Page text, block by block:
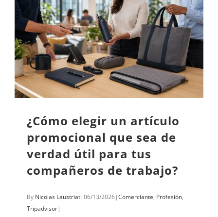
¿Cómo elegir un artículo
promocional que sea de
verdad útil para tus
compañeros de trabajo?
By Nicolas Laustriat|06/13/2026|Comerciante, Profesión,
Tripadvisor|